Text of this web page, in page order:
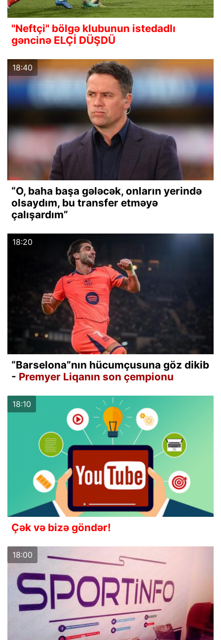
"Neftçi" bölgə klubunun istedadlı
gəncinə ELÇİ DÜŞDÜ
18:40
“O, baha başa gələcək, onların yerində
olsaydım, bu transfer etməyə
çalışardım”
18:20
“Barselona”nın hücumçusuna göz dikib
- Premyer Liqanın son çempionu
18:10
Çək və bizə göndər!
18:00